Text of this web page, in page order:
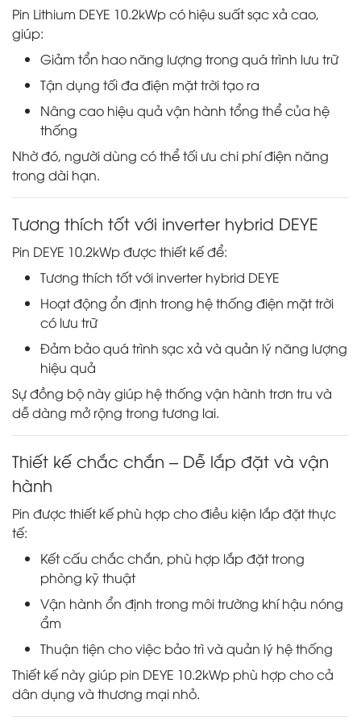
Pin Lithium DEYE 10.2kWp có hiệu suất sạc xả cao,
giúp:
Giảm tổn hao năng lượng trong quá trình lưu trữ
Tận dụng tối đa điện mặt trời tạo ra
Nâng cao hiệu quả vận hành tổng thể của hệ
thống
Nhờ đó, người dùng có thể tối ưu chi phí điện năng
trong dài hạn.
Tương thích tốt với inverter hybrid DEYE
Pin DEYE 10.2kWp được thiết kế để:
Tương thích tốt với inverter hybrid DEYE
Hoạt động ổn định trong hệ thống điện mặt trời
có lưu trữ
Đảm bảo quá trình sạc xả và quản lý năng lượng
hiệu quả
Sự đồng bộ này giúp hệ thống vận hành trơn tru và
dễ dàng mở rộng trong tương lai.
Thiết kế chắc chắn – Dễ lắp đặt và vận
hành
Pin được thiết kế phù hợp cho điều kiện lắp đặt thực
tế:
Kết cấu chắc chắn, phù hợp lắp đặt trong
phòng kỹ thuật
Vận hành ổn định trong môi trường khí hậu nóng
ẩm
Thuận tiện cho việc bảo trì và quản lý hệ thống
Thiết kế này giúp pin DEYE 10.2kWp phù hợp cho cả
dân dụng và thương mại nhỏ.